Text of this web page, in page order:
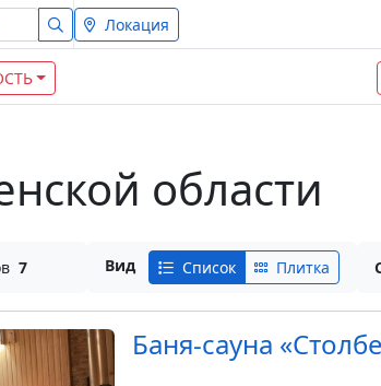
Локация
области
7 Вид Список Плитка
Баня-сауна